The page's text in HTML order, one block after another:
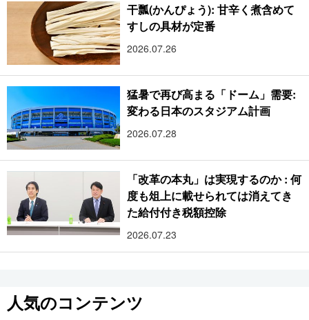
干瓢(かんぴょう): 甘辛く煮含めて
すしの具材が定番
2026.07.26
猛暑で再び高まる「ドーム」需要:
変わる日本のスタジアム計画
2026.07.28
「改革の本丸」は実現するのか : 何
度も俎上に載せられては消えてき
た給付付き税額控除
2026.07.23
人気のコンテンツ